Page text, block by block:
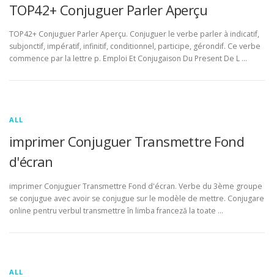
TOP42+ Conjuguer Parler Aperçu
TOP42+ Conjuguer Parler Aperçu. Conjuguer le verbe parler à indicatif,
subjonctif, impératif, infinitif, conditionnel, participe, gérondif. Ce verbe
commence par la lettre p. Emploi Et Conjugaison Du Present De L …
ALL
imprimer Conjuguer Transmettre Fond
d'écran
imprimer Conjuguer Transmettre Fond d'écran. Verbe du 3ème groupe
se conjugue avec avoir se conjugue sur le modèle de mettre. Conjugare
online pentru verbul transmettre în limba franceză la toate …
ALL